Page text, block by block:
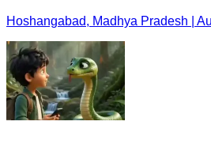
Hoshangabad, Madhya Pradesh |